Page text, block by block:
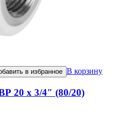
в избранное В корзину
20 х 3/4″ (80/20)